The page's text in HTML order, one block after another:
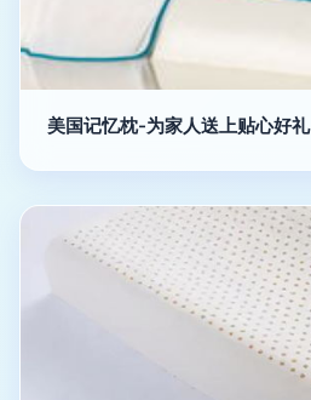
美国记忆枕-为家人送上贴心好礼